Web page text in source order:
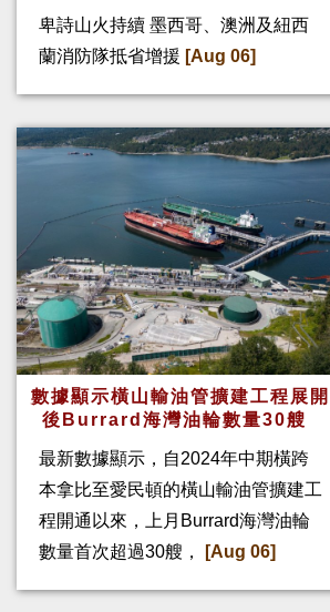
卑詩山火持續 墨西哥、澳洲及紐西
蘭消防隊抵省增援 [Aug 06]
數據顯示橫山輸油管擴建工程展開
後Burrard海灣油輪數量30艘
最新數據顯示，自2024年中期橫跨
本拿比至愛民頓的橫山輸油管擴建工
程開通以來，上月Burrard海灣油輪
數量首次超過30艘，
[Aug 06]